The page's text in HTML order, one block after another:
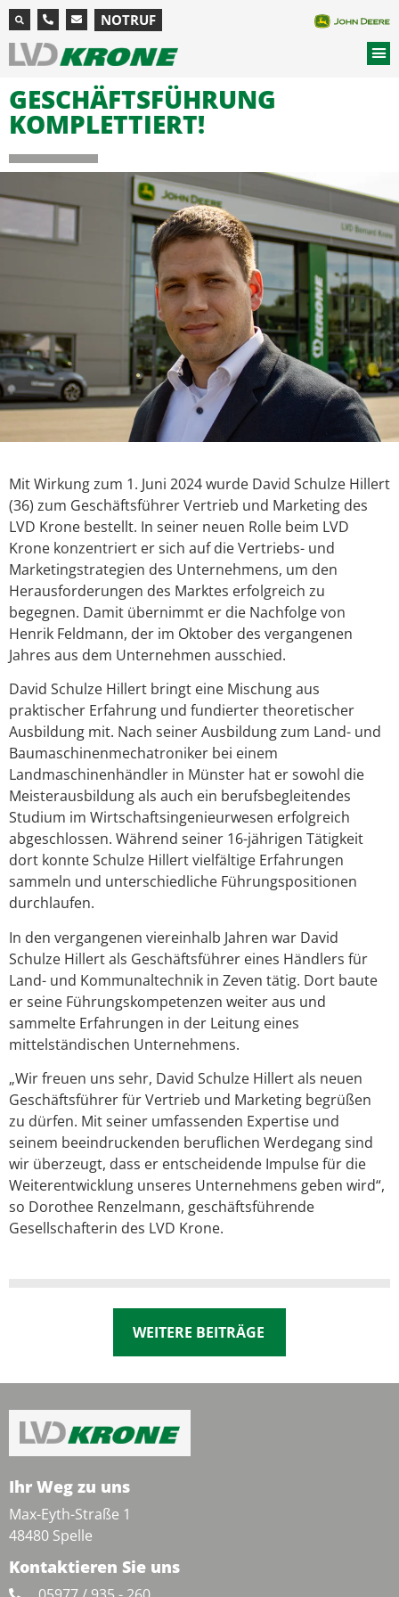
NOTRUF
GESCHÄFTSFÜHRUNG
KOMPLETTIERT!
Mit Wirkung zum 1. Juni 2024 wurde David Schulze Hillert
(36) zum Geschäftsführer Vertrieb und Marketing des
LVD Krone bestellt. In seiner neuen Rolle beim LVD
Krone konzentriert er sich auf die Vertriebs- und
Marketingstrategien des Unternehmens, um den
Herausforderungen des Marktes erfolgreich zu
begegnen. Damit übernimmt er die Nachfolge von
Henrik Feldmann, der im Oktober des vergangenen
Jahres aus dem Unternehmen ausschied.
David Schulze Hillert bringt eine Mischung aus
praktischer Erfahrung und fundierter theoretischer
Ausbildung mit. Nach seiner Ausbildung zum Land- und
Baumaschinenmechatroniker bei einem
Landmaschinenhändler in Münster hat er sowohl die
Meisterausbildung als auch ein berufsbegleitendes
Studium im Wirtschaftsingenieurwesen erfolgreich
abgeschlossen. Während seiner 16-jährigen Tätigkeit
dort konnte Schulze Hillert vielfältige Erfahrungen
sammeln und unterschiedliche Führungspositionen
durchlaufen.
In den vergangenen viereinhalb Jahren war David
Schulze Hillert als Geschäftsführer eines Händlers für
Land- und Kommunaltechnik in Zeven tätig. Dort baute
er seine Führungskompetenzen weiter aus und
sammelte Erfahrungen in der Leitung eines
mittelständischen Unternehmens.
„Wir freuen uns sehr, David Schulze Hillert als neuen
Geschäftsführer für Vertrieb und Marketing begrüßen
zu dürfen. Mit seiner umfassenden Expertise und
seinem beeindruckenden beruflichen Werdegang sind
wir überzeugt, dass er entscheidende Impulse für die
Weiterentwicklung unseres Unternehmens geben wird“,
so Dorothee Renzelmann, geschäftsführende
Gesellschafterin des LVD Krone.
WEITERE BEITRÄGE
Ihr Weg zu uns
Max-Eyth-Straße 1
48480 Spelle
Kontaktieren Sie uns